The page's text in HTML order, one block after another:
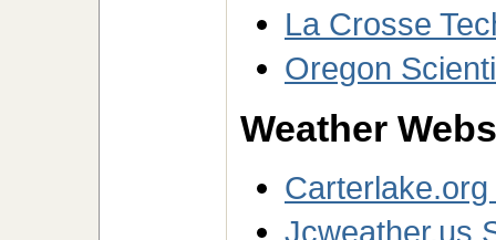
La Crosse
Oregon
Weather
Jcweather.us